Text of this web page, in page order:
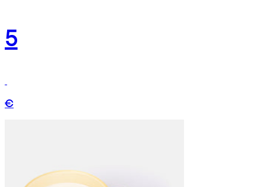
5
€